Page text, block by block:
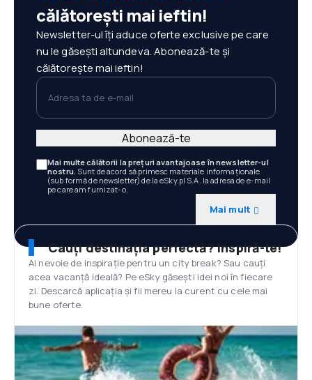
călătorești mai ieftin!
Newsletter-ul îți aduce oferte exclusive pe care
nu le găsești altundeva. Abonează-te și
călătorește mai ieftin!
Adresa ta de e-mail
Mai multe călătorii la prețuri avantajoase în newsletter-ul
nostru. Sunt de acord să primesc materiale informaționale
(sub formă de newsletter) de la eSky.pl S.A. la adresa de e-mail
pe care am furnizat-o.
Mai mult
Abonează-te
Cauți destinația perfectă? Inspiră-te!
Ai nevoie de inspirație pentru un city break? Sau cauți
acea vacanță ideală? Pe eSky găsești idei noi în fiecare
zi. Descarcă aplicația și fii mereu la curent cu cele mai
bune oferte.